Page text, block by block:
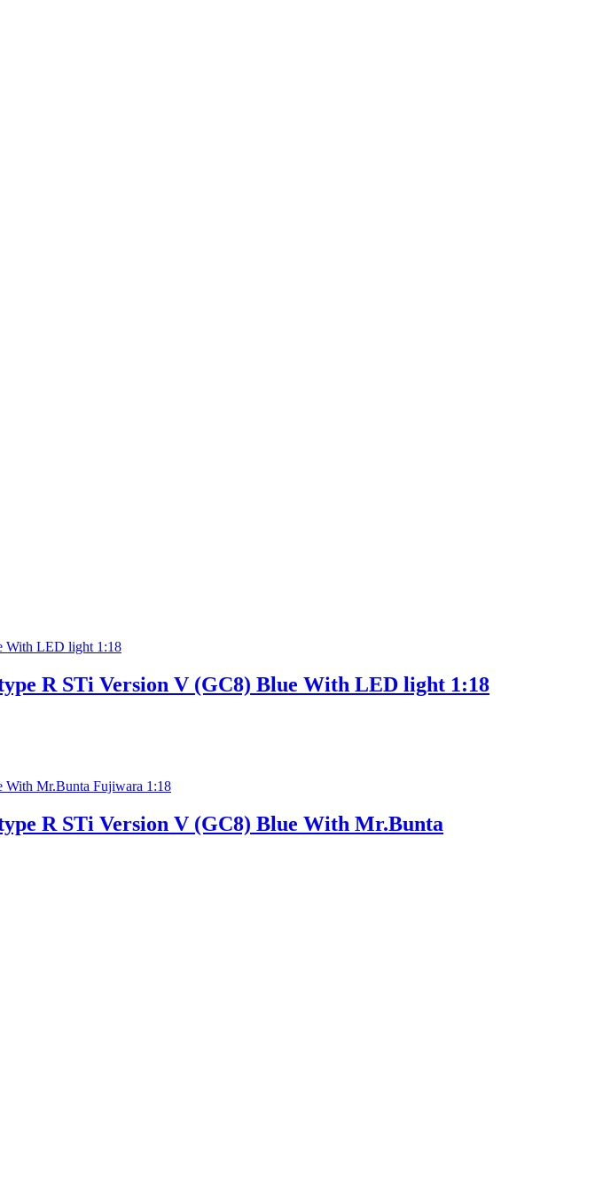
R STi Version V (GC8) Blue With LED light 1:18
R STi Version V (GC8) Blue With Mr.Bunta